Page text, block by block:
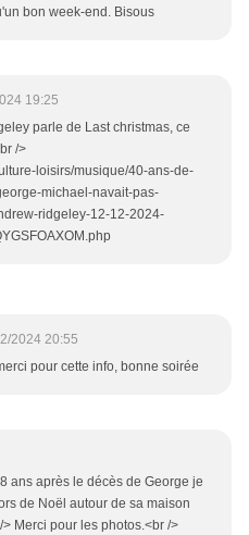
bon week-end. Bisous
19:25
parle de Last christmas, ce
/>
loisirs/musique/40-ans-de-
michael-navait-pas-
ridgeley-12-12-2024-
2024 20:55
pour cette info, bonne soirée
ans après le décès de George je
de Noël autour de sa maison
Merci pour les photos.<br />